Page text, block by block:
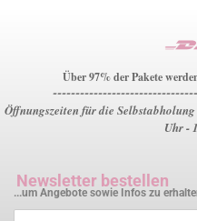
Über 97% der Pakete
Öffnungszeiten für die
Uhr -
Newsletter bestellen
...um Angebote sowie Infos zu